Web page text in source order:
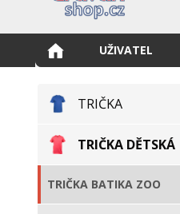
UŽIVATEL
TRIČKA
TRIČKA DĚTSKÁ
TRIČKA BATIKA ZOO